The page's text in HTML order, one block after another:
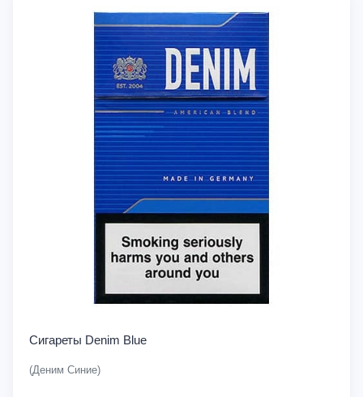
Сигареты Denim Blue
(Деним Синие)